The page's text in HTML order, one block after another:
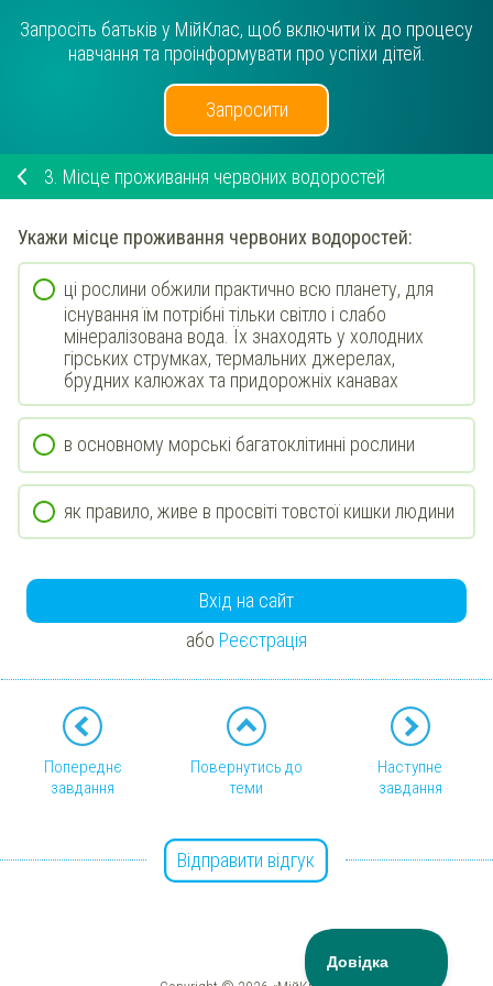
Запросіть батьків у МійКлас, щоб включити їх до процесу
навчання та проінформувати про успіхи дітей.
Запросити
3. Місце проживання червоних водоростей
Укажи місце проживання червоних водоростей:
ці рослини обжили практично всю планету, для
існування їм потрібні тільки світло і слабо
мінералізована вода. Їх знаходять у холодних
гірських струмках, термальних джерелах,
брудних калюжах та придорожніх канавах
в основному морські багатоклітинні рослини
як правило, живе в просвіті товстої кишки людини
Вхід на сайт
або Реєстрація
Попереднє
завдання
Повернутись до
теми
Наступне
завдання
Відправити відгук